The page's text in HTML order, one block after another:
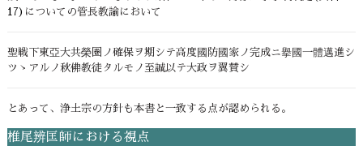
17) についての管長教諭において
聖戦下東亞大共榮圏ノ確保ヲ期シテ高度國防國家ノ完成ニ擧國一體邁進シ
ツゝアルノ秋佛教徒タルモノ至誠以テ大政ヲ翼賛シ
とあって、浄土宗の方針も本書と一致する点が認められる。
椎尾辨匡師における視点